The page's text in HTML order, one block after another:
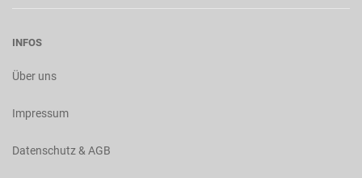
INFOS
Über uns
Impressum
Datenschutz & AGB